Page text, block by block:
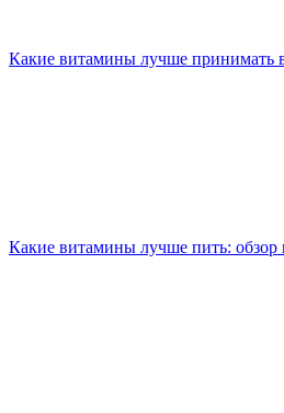
Какие витамины лучше принимать
Какие витамины лучше пить: обзор